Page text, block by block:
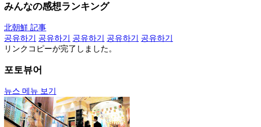
みんなの感想ランキング
北朝鮮 記事
공유하기
공유하기 공유하기 공유하기
공유하기
リンクコピーが完了しました。
포토뷰어
뉴스 메뉴 보기